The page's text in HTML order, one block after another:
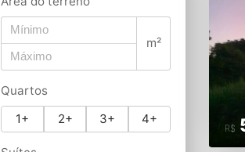
m²
Quartos
1+
2+ 3+ 4+
R$